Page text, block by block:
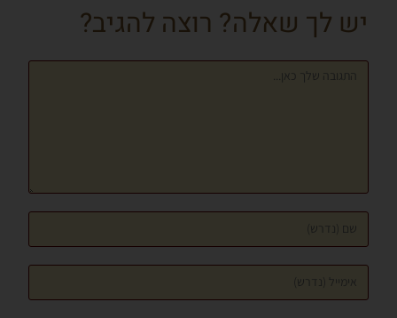
p
er
k
יש לך שאלה? רוצה להגיב?